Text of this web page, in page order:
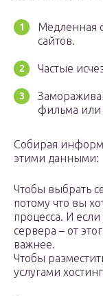
Медленная
сайтов.
Частые
фильма или
Собирая
этими данными:
Чтобы выбрать
потому что вы
процесса. И
сервера – от
важнее.
Чтобы
услугами